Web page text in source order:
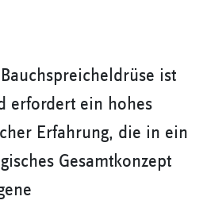
ist
erfordert ein hohes
Erfahrung, die in ein
Gesamtkonzept